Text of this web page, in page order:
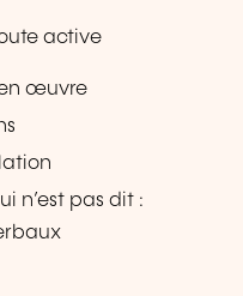
active
en œuvre
n’est pas dit :